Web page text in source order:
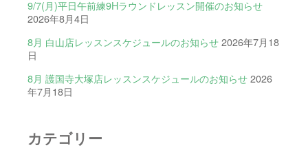
9/7(月)平日午前練9Hラウンドレッスン開催のお知らせ
2026年8月4日
8月 白山店レッスンスケジュールのお知らせ 2026年7月18
日
8月 護国寺大塚店レッスンスケジュールのお知らせ 2026
年7月18日
カテゴリー